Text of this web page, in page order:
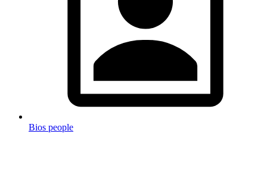
Bios people